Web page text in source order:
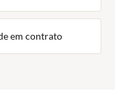
em contrato